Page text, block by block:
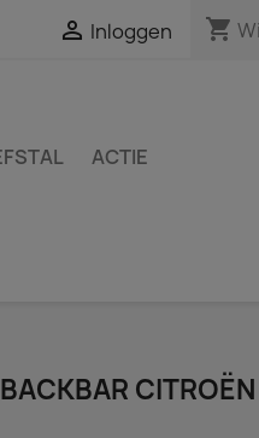
 Inloggen shopping_cart
ACTIE